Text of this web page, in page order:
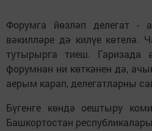
Форумга йөзләп делегат -
вәкилләре дә килүе көтелә.
тутырырга тиеш. Гаризада
форумнан ни көткәнен дә,
аерым карап, делегатларны
Бүгенге көндә оештыру
Башкортостан